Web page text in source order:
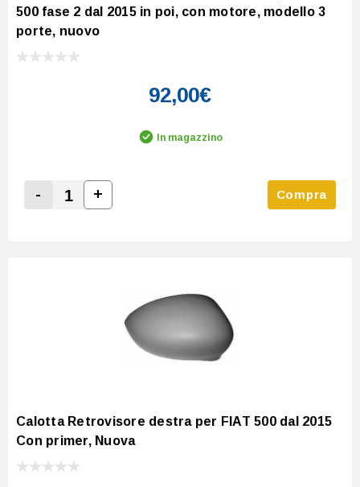
500 fase 2 dal 2015 in poi, con motore, modello 3
porte, nuovo
92,00€
In magazzino
Decrease Quantity:
-
Increase Quantity:
+ Compra
Calotta Retrovisore destra per FIAT 500 dal 2015
Con primer, Nuova